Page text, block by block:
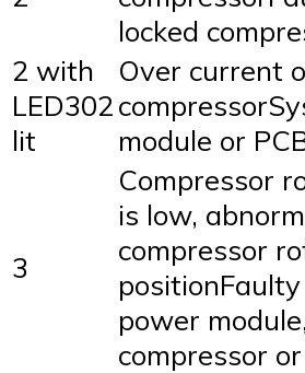
locked
2 with
LED302
lit
Over current
module or
3
Compressor
is low,
compressor
power
compressor